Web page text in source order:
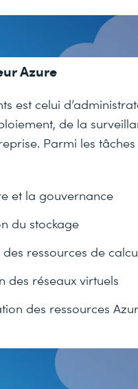
Azure
est celui
de la
Parmi les
et la gouvernance
du stockage
ressources de
des réseaux virtuels
des ressources